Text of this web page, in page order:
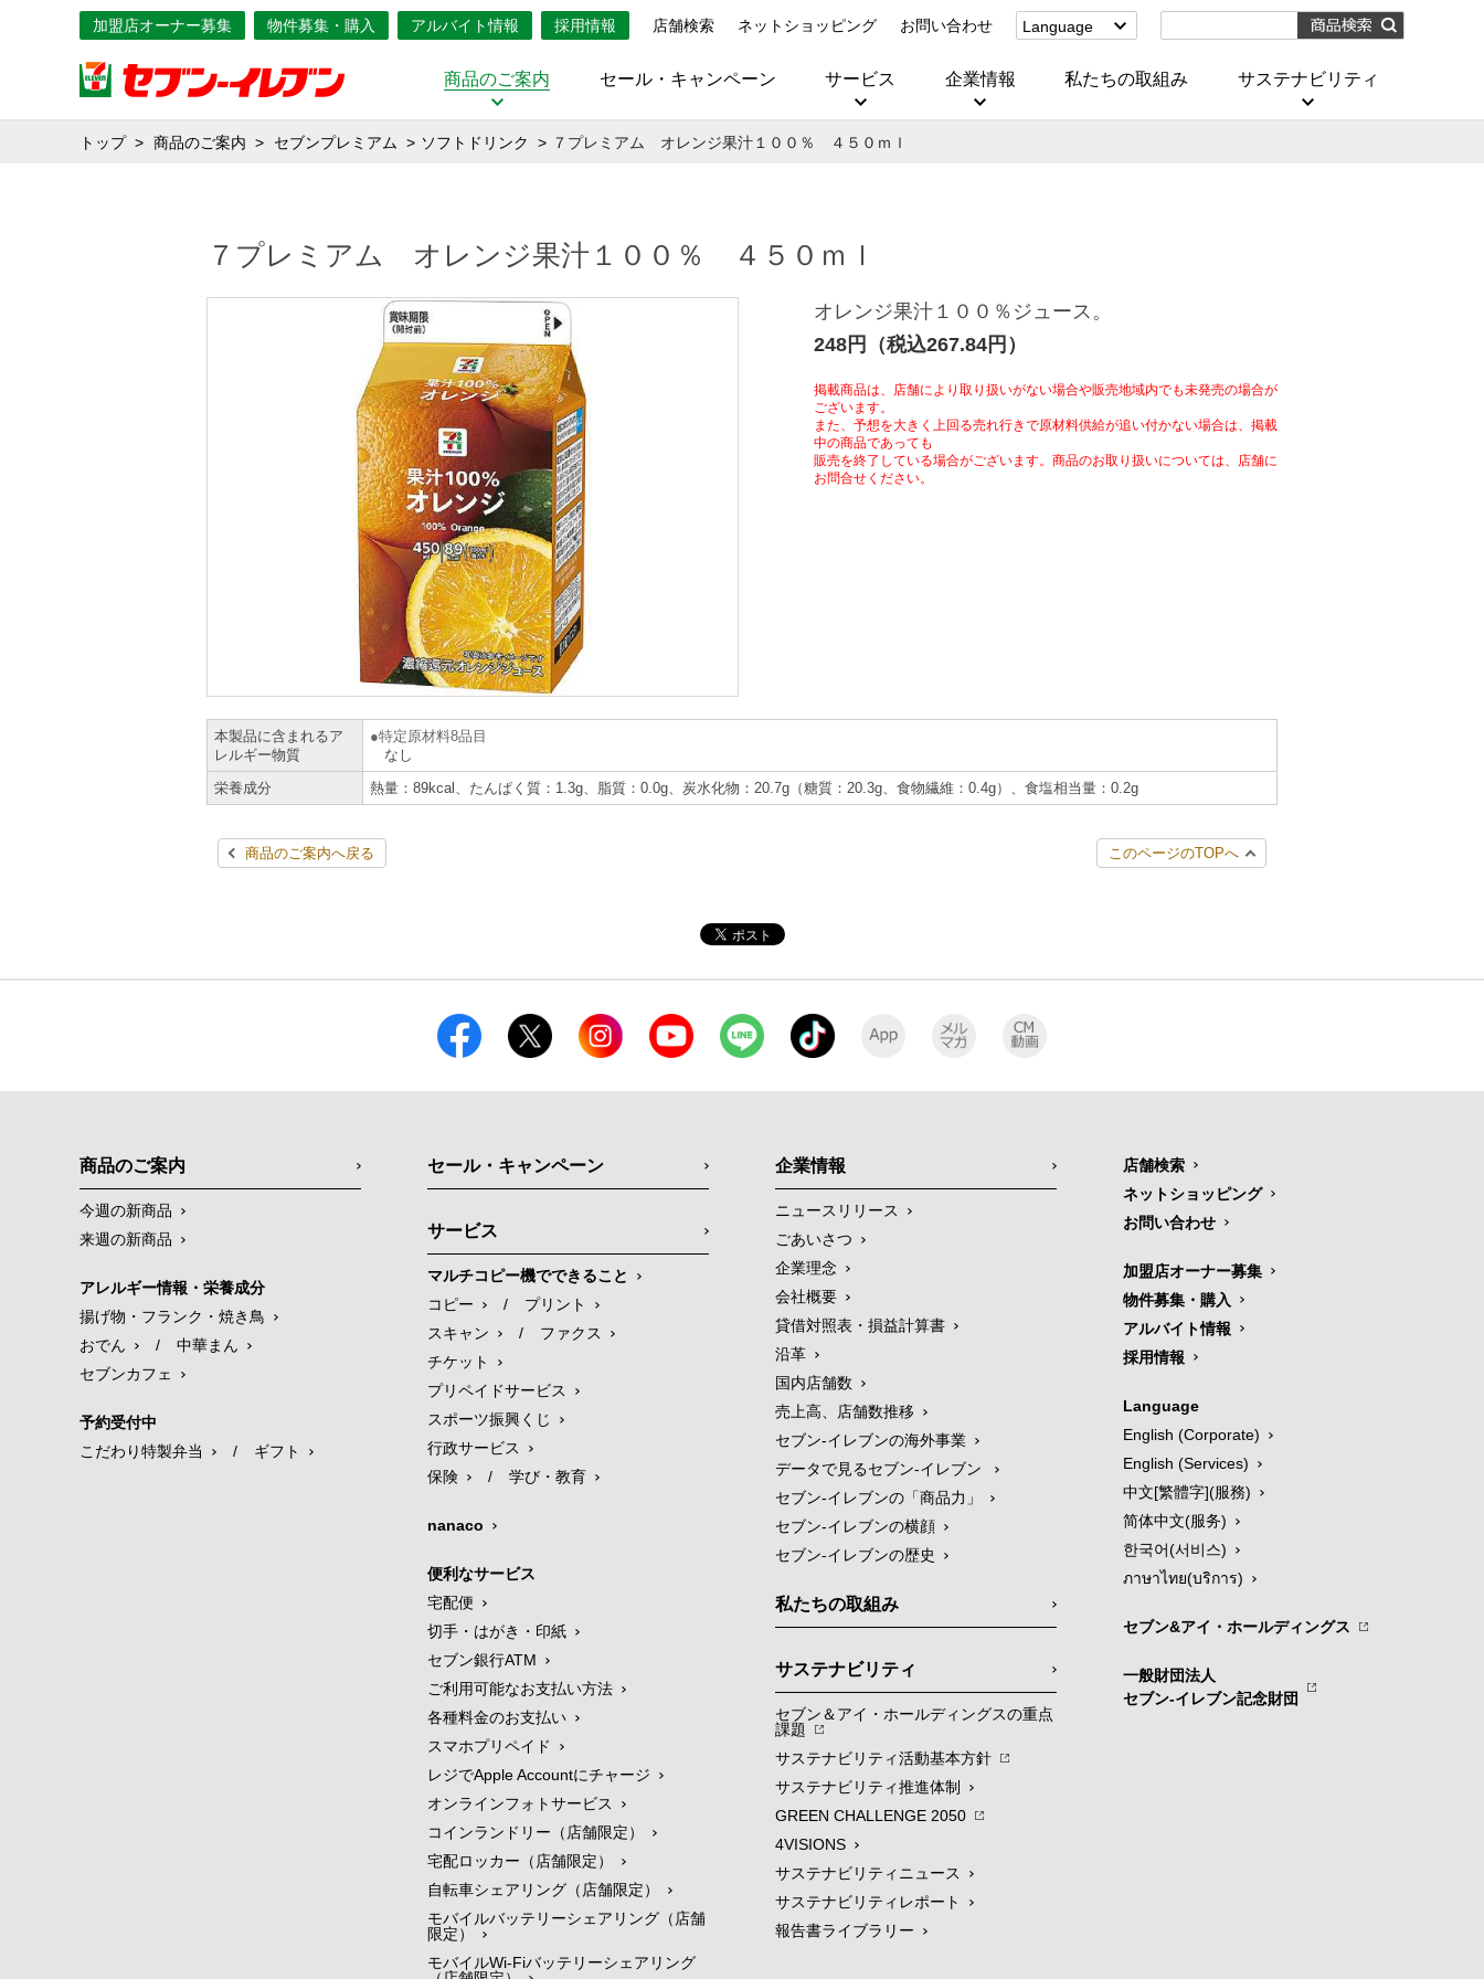
加盟店オーナー募集 物件募集・購入 アルバイト情報 採用情報 店舗検索 ネットショッピング お問い合わせ
Language
(Corporate)
商品のご案内 セール・キャンペーン サービス 企業情報 私たちの取組み サステナビリティ
トップ 商品のご案内 セブンプレミアム ソフトドリンク ７プレミアム オレンジ果汁１００％ ４５０ｍｌ
７プレミアム オレンジ果汁１００％ ４５０ｍｌ
オレンジ果汁１００％ジュース。
248円（税込267.84円）
掲載商品は、店舗により取り扱いがない場合や販売地域内でも未発売の場合が
ございます。
また、予想を大きく上回る売れ行きで原材料供給が追い付かない場合は、掲載
中の商品であっても
販売を終了している場合がございます。商品のお取り扱いについては、店舗に
お問合せください。
本製品に含まれるア
レルギー物質
特定原材料8品目
なし
栄養成分
熱量：89kcal、たんぱく質：1.3g、脂質：0.0g、炭水化物：20.7g（糖質：20.3g、食物繊維：0.4g）、食塩相当量：0.2g
商品のご案内へ戻る このページのTOPへ
商品のご案内
今週の新商品
来週の新商品
アレルギー情報・栄養成分
揚げ物・フランク・焼き鳥
おでん
/
中華まん
セブンカフェ
予約受付中
こだわり特製弁当
/ ギフト
セール・キャンペーン
サービス
マルチコピー機でできること
コピー
/
プリント
スキャン
/
ファクス
チケット
プリペイドサービス
スポーツ振興くじ
行政サービス
保険
/ 学び・教育
nanaco
便利なサービス
宅配便
切手・はがき・印紙
セブン銀行ATM
ご利用可能なお支払い方法
各種料金のお支払い
スマホプリペイド
レジでApple Accountにチャージ
オンラインフォトサービス
コインランドリー（店舗限定）
宅配ロッカー（店舗限定）
自転車シェアリング（店舗限定）
モバイルバッテリーシェアリング（店舗
限定）
モバイルWi-Fiバッテリーシェアリング
企業情報
ニュースリリース
ごあいさつ
企業理念
会社概要
貸借対照表・損益計算書
沿革
国内店舗数
売上高、店舗数推移
セブン‐イレブンの海外事業
データで見るセブン‐イレブン
セブン‐イレブンの「商品力」
セブン-イレブンの横顔
セブン-イレブンの歴史
私たちの取組み
サステナビリティ
セブン＆アイ・ホールディングスの重点
課題
サステナビリティ活動基本方針
サステナビリティ推進体制
GREEN CHALLENGE 2050
4VISIONS
サステナビリティニュース
サステナビリティレポート
報告書ライブラリー
店舗検索
ネットショッピング
お問い合わせ
加盟店オーナー募集
物件募集・購入
アルバイト情報
採用情報
Language
English (Corporate)
English (Services)
中文[繁體字](服務)
简体中文(服务)
한국어(서비스)
ภาษาไทย(บริการ)
セブン&アイ・ホールディングス
一般財団法人
セブン-イレブン記念財団